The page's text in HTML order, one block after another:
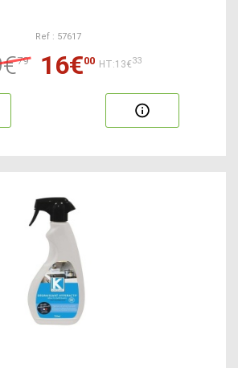
Ref : 57617
79 16€00 HT:13€33